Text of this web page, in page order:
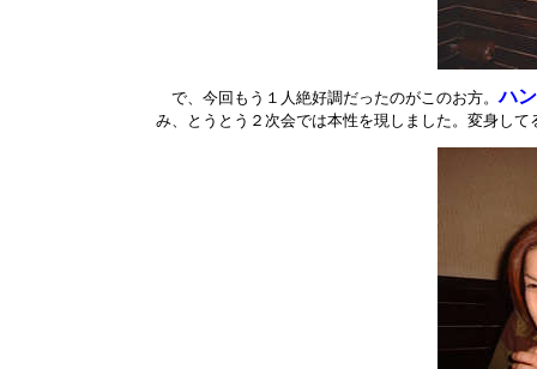
で、今回もう１人絶好調だったのがこのお方。ハ
み、とうとう２次会では本性を現しました。変身して